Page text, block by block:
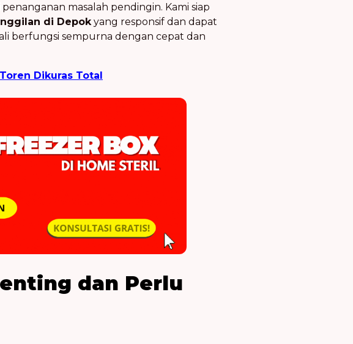
masalah pendingin. Kami siap
di Depok yang responsif dan dapat
berfungsi sempurna dengan cepat dan
Dikuras Total
dan Perlu